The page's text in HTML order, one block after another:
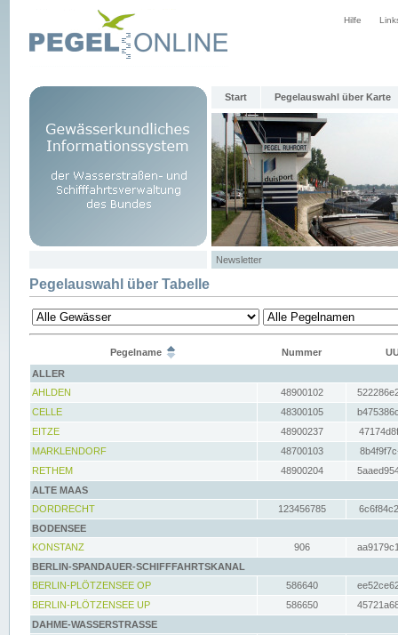
Hilfe
Start Pegelauswahl über Karte
Newsletter
Pegelauswahl über Tabelle
Pegelname Nummer
ALLER
AHLDEN
48900102
CELLE
48300105
EITZE
48900237
MARKLENDORF
48700103
RETHEM
48900204
ALTE MAAS
DORDRECHT
123456785
BODENSEE
KONSTANZ
906
BERLIN-SPANDAUER-SCHIFFFAHRTSKANAL
BERLIN-PLÖTZENSEE OP
586640
BERLIN-PLÖTZENSEE UP
586650
DAHME-WASSERSTRASSE